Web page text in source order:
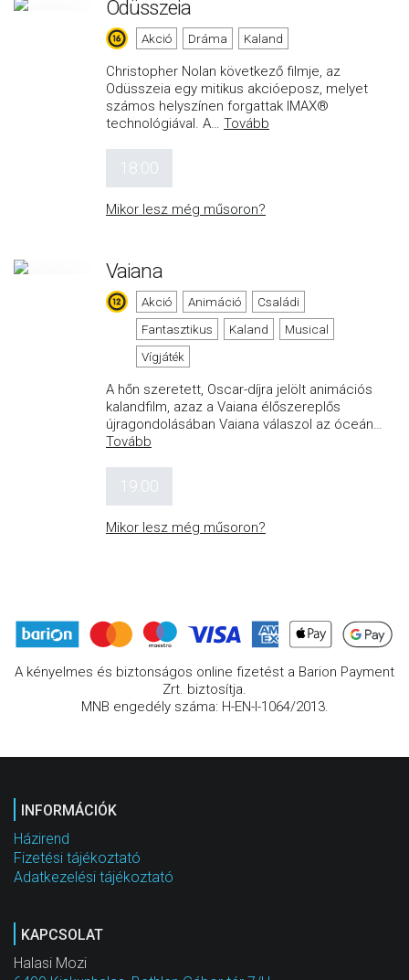
Odüsszeia
Akció Dráma Kaland
Christopher Nolan következő filmje, az
Odüsszeia egy mitikus akcióeposz, melyet
számos helyszínen forgattak IMAX®
technológiával. A… Tovább
18:00
Mikor lesz még műsoron?
Vaiana
Akció Animáció
Családi
Fantasztikus
Kaland
Musical
Vígjáték
A hőn szeretett, Oscar-díjra jelölt animációs
kalandfilm, azaz a Vaiana élőszereplős
újragondolásában Vaiana válaszol az óceán…
Tovább
19:00
Mikor lesz még műsoron?
A kényelmes és biztonságos online fizetést a Barion Payment
Zrt. biztosítja.
MNB engedély száma: H-EN-I-1064/2013.
INFORMÁCIÓK
Házirend
Fizetési tájékoztató
Adatkezelési tájékoztató
KAPCSOLAT
Halasi Mozi